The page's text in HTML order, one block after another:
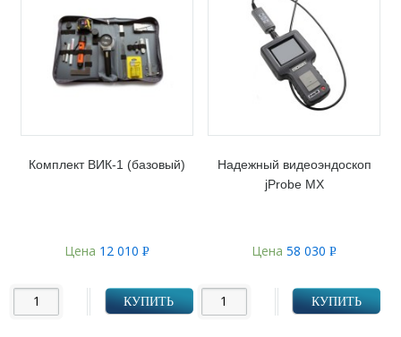
Комплект ВИК-1 (базовый)
Цена 12 010 Р
КУПИТЬ
Надежный видеоэндоскоп
jProbe MX
Цена58 030Р
КУПИТЬ